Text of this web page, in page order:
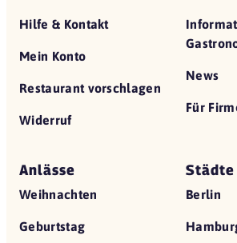
Hilfe & Kontakt
Mein Konto
Restaurant vorschlagen
Widerruf
News
Für
Anlässe
Weihnachten
Geburtstag
Städte
Berlin